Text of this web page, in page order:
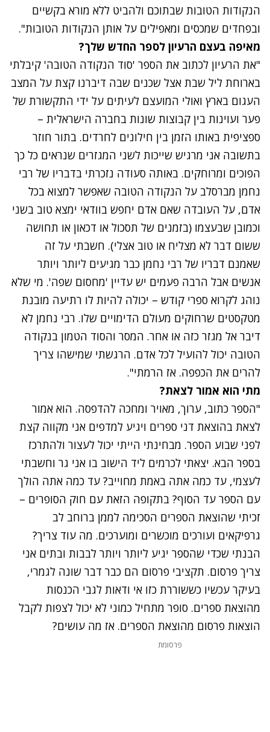
הנקודות הטובות שבתוכם ולהביט ללא מורא בקשיים
ובפחדים שמכסים ומאפילים על אותן הנקודות הטובות".
מאיפה בעצם הרעיון לספר החדש שלך?
"את הרעיון לכתוב את הספר 'סוד הנקודה הטובה' קיבלתי
בארוחת ליל שבת אצל שכנים שבה דיברנו קצת על המצב
העגום בארץ ואולי המועצם לעיתים על ידי התקשורת של
פער ועוינות בין קבוצות שונות בחברה הישראלית –
ספציפית באותו הזמן בין חילונים לחרדים. בתור חוזר
בתשובה אני מרגיש שייכות לשני המגזרים שנראים כל כך
הפוכים ומרוחקים. באותה סעודה נזכרתי בדבריו של רבי
נחמן מברסלב על הנקודה הטובה שאפשר למצוא בכל
אדם, על העובדה שאם אדם יחפש בוודאי ימצא טוב בשני
וכמובן שבעצמו (בזמנים של תסכול או דכאון או תחושה
ששום דבר לא מצליח או טוב אצלי). חשבתי על זה
שאמנם דבריו של רבי נחמן כבר מגיעים ליותר ויותר
אנשים אבל הרבה פעמים יש עדיין 'מחסום שפה'. מי שלא
נוהג לקרוא ספרי קודש – יכולה להיות לו רתיעה מובנת
מטקסטים שרחוקים מעולם הדימויים שלו. רבי נחמן לא
דיבר אל מגזר כזה או אחר. המסר והסוד הטמון בנקודה
הטובה יכול להועיל לכל אדם. הרגשתי שמישהו צריך
להרים את הכפפה. אז הרמתי".
מתי הוא אמור לצאת?
"הספר כתוב, ערוך, מאויר ומחכה להדפסה. הוא אמור
לצאת בהוצאת דני ספרים ויגיע למדפים אני מקווה קצת
לפני שבוע הספר. מבחינתי הייתי יכול לעצור ולהתרכז
בספר הבא. יצאתי לכרמים ליד הישוב בו אני גר וחשבתי
לעצמי, עד כמה אתה באמת מחוייב? עד כמה אתה הולך
עם הספר עד הסוף? בתקופה הזאת עם חוק הסופרים –
זכיתי שהוצאת הספרים הסכימה לממן ברוחב לב
גרפיקאים ועורכים מוכשרים ומוערכים. מה עוד צריך?
הבנתי שכדי שהספר יגיע ליותר ויותר לבבות ובתים אני
צריך פרסום. תקציבי פרסום הם כבר דבר שונה לגמרי,
בעיקר עכשיו כששוררת כזו אי ודאות לגבי הכנסות
מהוצאת ספרים. סופר מתחיל כמוני לא יכול לצפות לקבל
הוצאות פרסום מהוצאת הספרים. אז מה עושים?
פרסומת